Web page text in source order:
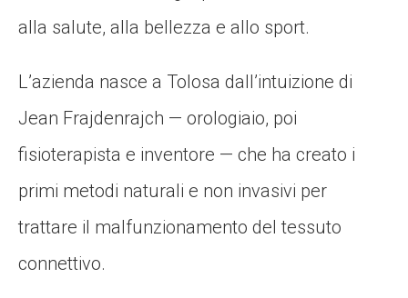
alla salute, alla bellezza e allo sport.
L’azienda nasce a Tolosa dall’intuizione di
Jean Frajdenrajch — orologiaio, poi
fisioterapista e inventore — che ha creato i
primi metodi naturali e non invasivi per
trattare il malfunzionamento del tessuto
connettivo.